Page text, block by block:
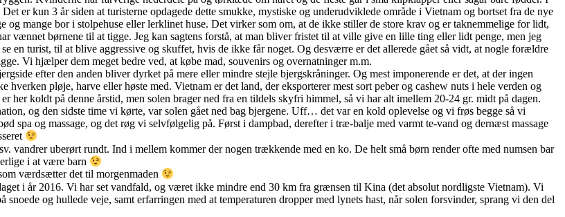
er kun 3 år siden at turisterne opdagede dette smukke, mystiske og underudviklede område i Vietnam og bortset fra de nye
mange bor i stolpehuse eller lerklinet huse. Det virker som om, at de ikke stiller de store krav og er taknemmelige for lidt,
vænnet børnene til at tigge. Jeg kan sagtens forstå, at man bliver fristet til at ville give en lille ting eller lidt penge, men jeg
en turist, til at blive aggressive og skuffet, hvis de ikke får noget. Og desværre er det allerede gået så vidt, at nogle forældre
Vi hjælper dem meget bedre ved, at købe mad, souvenirs og overnatninger m.m.
efter den anden bliver dyrket på mere eller mindre stejle bjergskråninger. Og mest imponerende er det, at der ingen
pløje, harve eller høste med. Vietnam er det land, der eksporterer mest sort peber og cashew nuts i hele verden og
her koldt på denne årstid, men solen brager ned fra en tildels skyfri himmel, så vi har alt imellem 20-24 gr. midt på dagen.
og den sidste time vi kørte, var solen gået ned bag bjergene. Uff… det var en kold oplevelse og vi frøs begge så vi
spa og massage, og det røg vi selvfølgelig på. Først i dampbad, derefter i træ-balje med varmt te-vand og dernæst massage
vandrer uberørt rundt. Ind i mellem kommer der nogen trækkende med en ko. De helt små børn render ofte med numsen bar
i at være barn
værdsætter det til morgenmaden
i år 2016. Vi har set vandfald, og været ikke mindre end 30 km fra grænsen til Kina (det absolut nordligste Vietnam). Vi
og hullede veje, samt erfarringen med at temperaturen dropper med lynets hast, når solen forsvinder, sprang vi den del